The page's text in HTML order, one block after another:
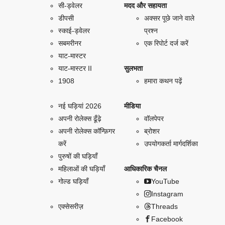
सी-ड्वेलर
डीपसी
स्काई-ड्वेलर
सबमरीनर
याट-मास्टर
याट-मास्टर II
1908
नई घड़ियां 2026
अपनी रोलेक्स ढूँढ़े
अपनी रोलेक्स कॉन्फ़िगर
करें
पुरुषों की घड़ियाँ
महिलाओं की घड़ियाँ
गोल्ड घड़ियाँ
एक्सेसरीज़
मदद और सहायता
अक्सर पूछे जाने वाले
प्रश्न
एक रिपोर्ट दर्ज करें
सुलभता
हमारा कथन पढ़ें
मीडिया
वॉलपेपर
ब्रोशर
उपयोगकर्ता मार्गदर्शिका
आधिकारिक चैनल
YouTube
Instagram
Threads
Facebook